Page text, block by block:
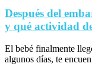
Después del
y qué actividad
El bebé finalmente
algunos días, te